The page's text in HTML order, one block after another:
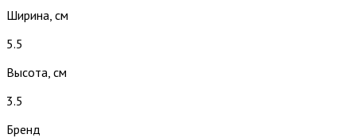
Ширина, см
5.5
Высота, см
3.5
Бренд